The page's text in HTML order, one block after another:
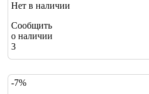
Нет в наличии
Сообщить
о наличии
3
-7%